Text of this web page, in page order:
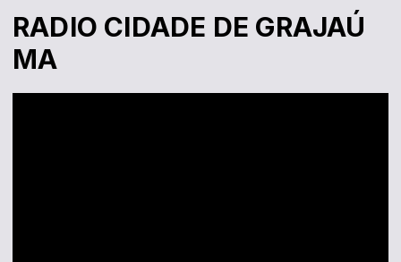
RADIO CIDADE DE GRAJAÚ
MA